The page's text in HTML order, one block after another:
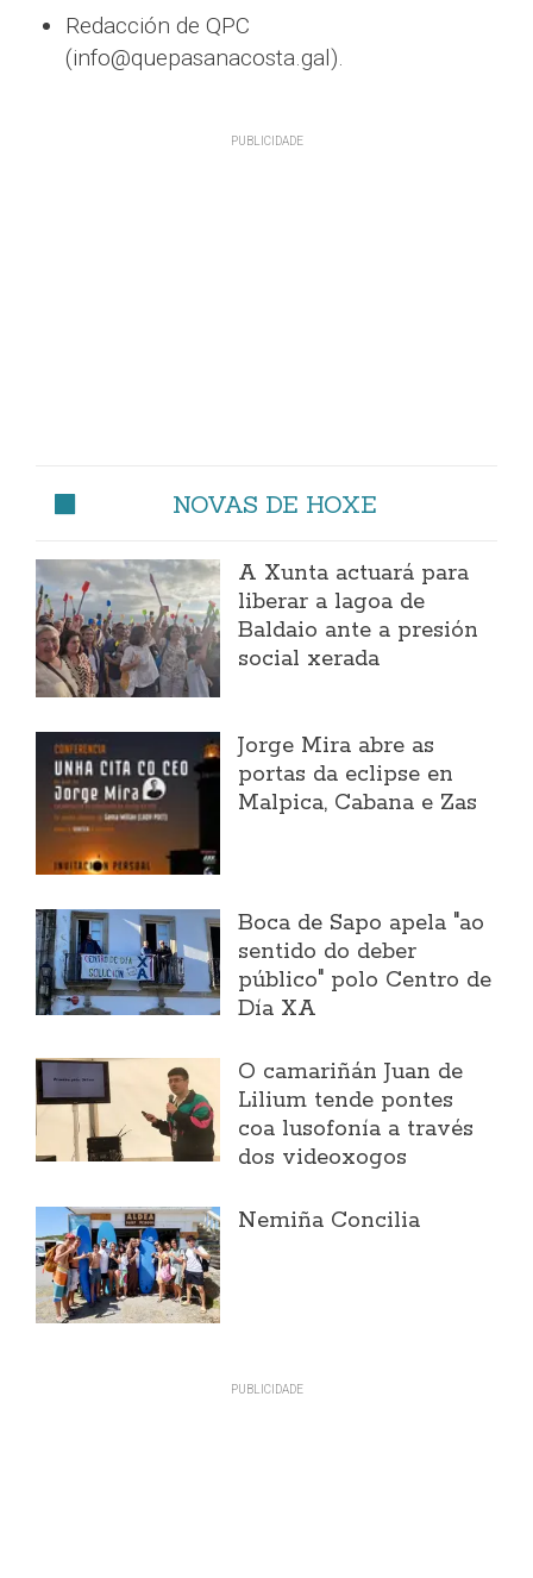
Redacción de QPC
(info@quepasanacosta.gal).
NOVAS DE HOXE
A Xunta actuará para
liberar a lagoa de
Baldaio ante a presión
social xerada
Jorge Mira abre as
portas da eclipse en
Malpica, Cabana e Zas
Boca de Sapo apela "ao
sentido do deber
público" polo Centro de
Día XA
O camariñán Juan de
Lilium tende pontes
coa lusofonía a través
dos videoxogos
Nemiña Concilia